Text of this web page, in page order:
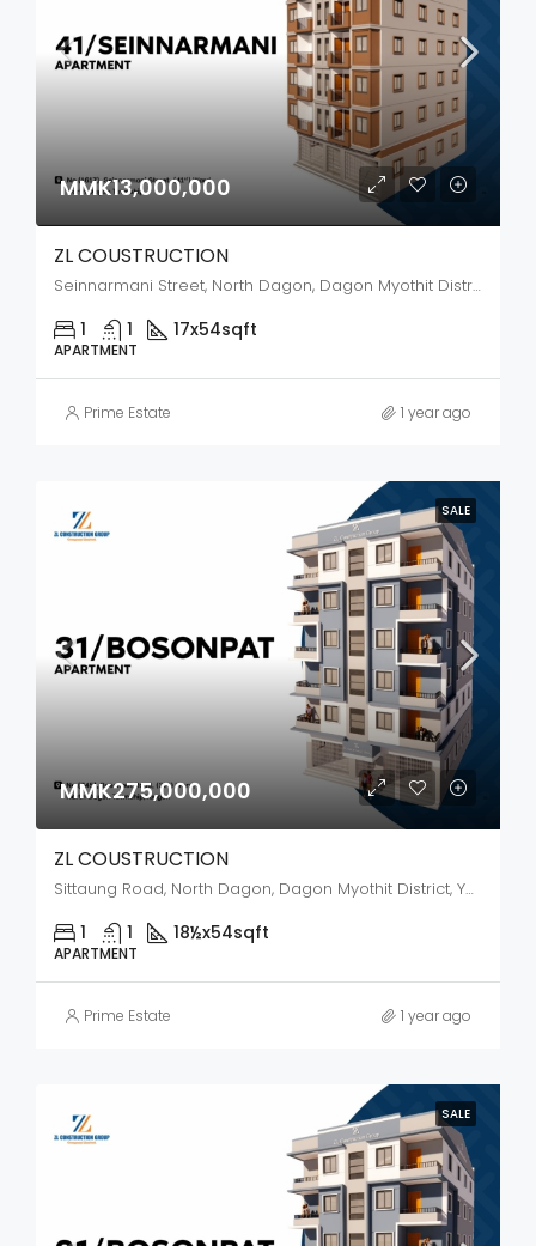
MMK13,000,000
ZL COUSTRUCTION
Seinnarmani Street, North Dagon, Dagon Myothit District, Yangon City, Yangon, 11421, Myanmar
1 1 17x54sqft
APARTMENT
Prime Estate 1 year ago
SALE
MMK275,000,000
ZL COUSTRUCTION
Sittaung Road, North Dagon, Dagon Myothit District, Yangon City, Yangon, 11090, Myanmar
1 1 18½x54sqft
APARTMENT
Prime Estate 1 year ago
SALE